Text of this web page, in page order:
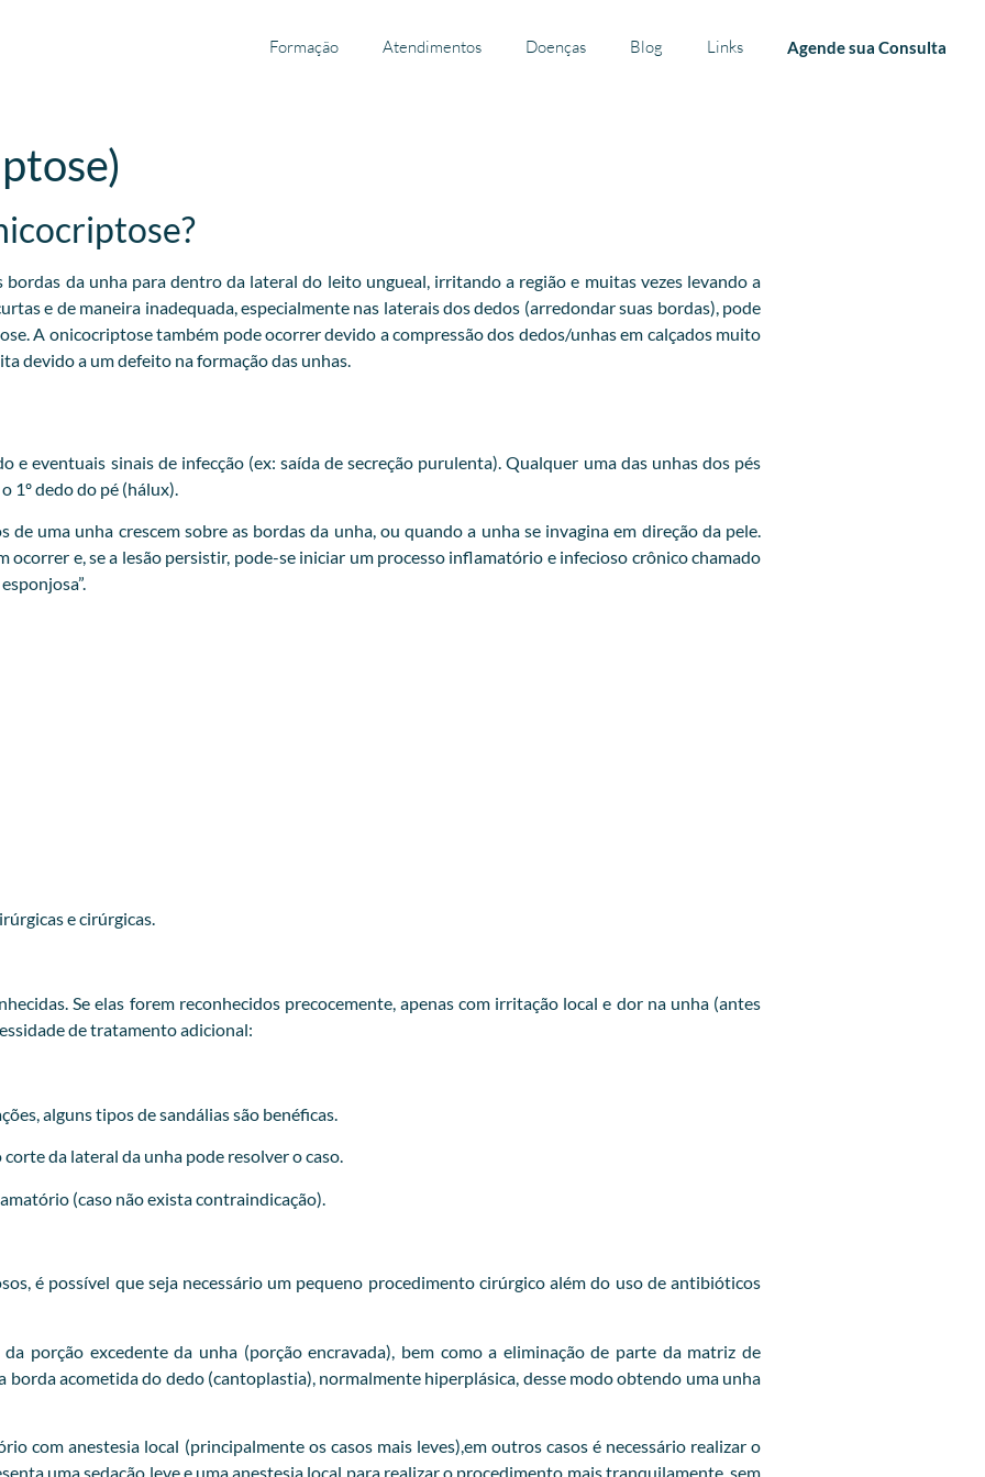
Formação Atendimentos Doenças Blog Links Agende sua Consulta
da unha para dentro da lateral do leito ungueal, irritando a região e muitas vezes levando a
e de maneira inadequada, especialmente nas laterais dos dedos (arredondar suas bordas), pode
A onicocriptose também pode ocorrer devido a compressão dos dedos/unhas em calçados muito
devido a um defeito na formação das unhas.
e eventuais sinais de infecção (ex: saída de secreção purulenta). Qualquer uma das unhas dos pés
1º dedo do pé (hálux).
uma unha crescem sobre as bordas da unha, ou quando a unha se invagina em direção da pele.
ocorrer e, se a lesão persistir, pode-se iniciar um processo inflamatório e infecioso crônico chamado
e cirúrgicas.
Se elas forem reconhecidos precocemente, apenas com irritação local e dor na unha (antes
de tratamento adicional:
alguns tipos de sandálias são benéficas.
da lateral da unha pode resolver o caso.
(caso não exista contraindicação).
é possível que seja necessário um pequeno procedimento cirúrgico além do uso de antibióticos
porção excedente da unha (porção encravada), bem como a eliminação de parte da matriz de
acometida do dedo (cantoplastia), normalmente hiperplásica, desse modo obtendo uma unha
com anestesia local (principalmente os casos mais leves),em outros casos é necessário realizar o
uma sedação leve e uma anestesia local para realizar o procedimento mais tranquilamente, sem